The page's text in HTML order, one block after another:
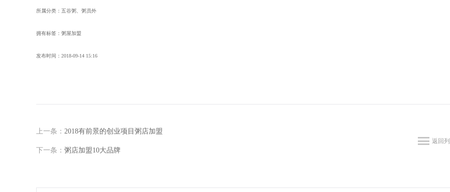
所属分类：五谷粥、粥员外
拥有标签：粥屋加盟
发布时间： 2018-09-14 15:16
上一条： 2018有前景的创业项目粥店加盟
下一条： 粥店加盟10大品牌
返回